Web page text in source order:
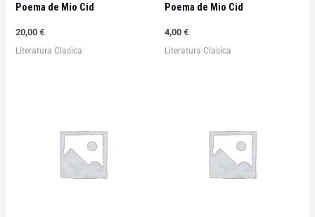
Poema de Mio Cid
20,00€
Literatura Clasica
Poema de Mio Cid
4,00 €
Literatura Clasica